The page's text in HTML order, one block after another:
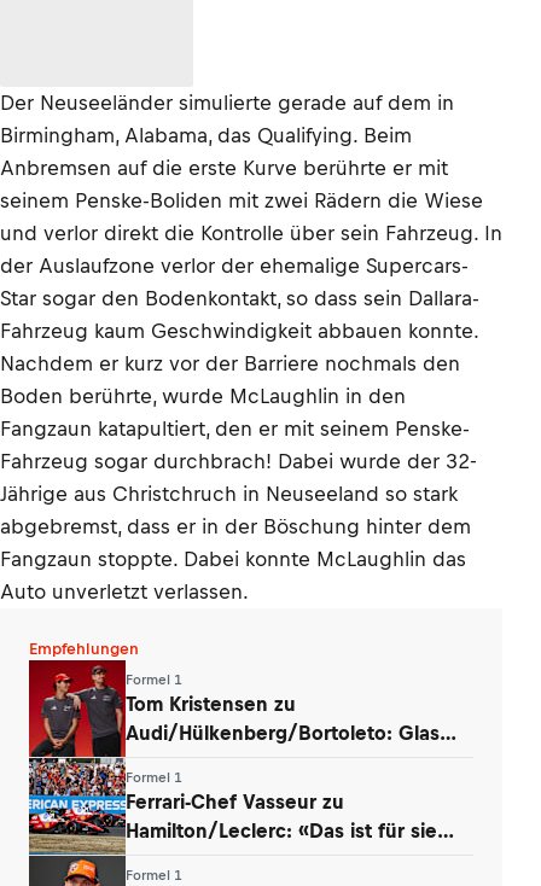
Der Neuseeländer simulierte gerade auf dem in
Birmingham, Alabama, das Qualifying. Beim
Anbremsen auf die erste Kurve berührte er mit
seinem Penske-Boliden mit zwei Rädern die Wiese
und verlor direkt die Kontrolle über sein Fahrzeug. In
der Auslaufzone verlor der ehemalige Supercars-
Star sogar den Bodenkontakt, so dass sein Dallara-
Fahrzeug kaum Geschwindigkeit abbauen konnte.
Nachdem er kurz vor der Barriere nochmals den
Boden berührte, wurde McLaughlin in den
Fangzaun katapultiert, den er mit seinem Penske-
Fahrzeug sogar durchbrach! Dabei wurde der 32-
Jährige aus Christchruch in Neuseeland so stark
abgebremst, dass er in der Böschung hinter dem
Fangzaun stoppte. Dabei konnte McLaughlin das
Auto unverletzt verlassen.
Empfehlungen
Formel 1
Tom Kristensen zu
Audi/Hülkenberg/Bortoleto: Glas
Formel 1
Ferrari-Chef Vasseur zu
Hamilton/Leclerc: «Das ist für sie
Formel 1